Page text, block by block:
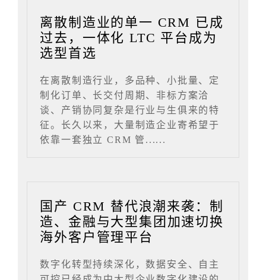
离散制造业的单一 CRM 已成
过去，一体化 LTC 平台成为
选型首选
在离散制造行业，多品种、小批量、定
制化订单、长交付周期、非标方案洽
谈、产销协同复杂是行业与生俱来的特
征。长久以来，大量制造企业寄希望于
依靠一套独立 CRM 管......
国产 CRM 替代浪潮来袭：制
造、金融与大型集团加速切换
海外客户管理平台
数字化转型持续深化，数据安全、自主